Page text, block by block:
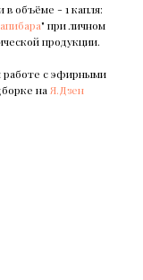
объёме - 1 капля:
" при личном
продукции.
работе с эфирными
на Я.Дзен